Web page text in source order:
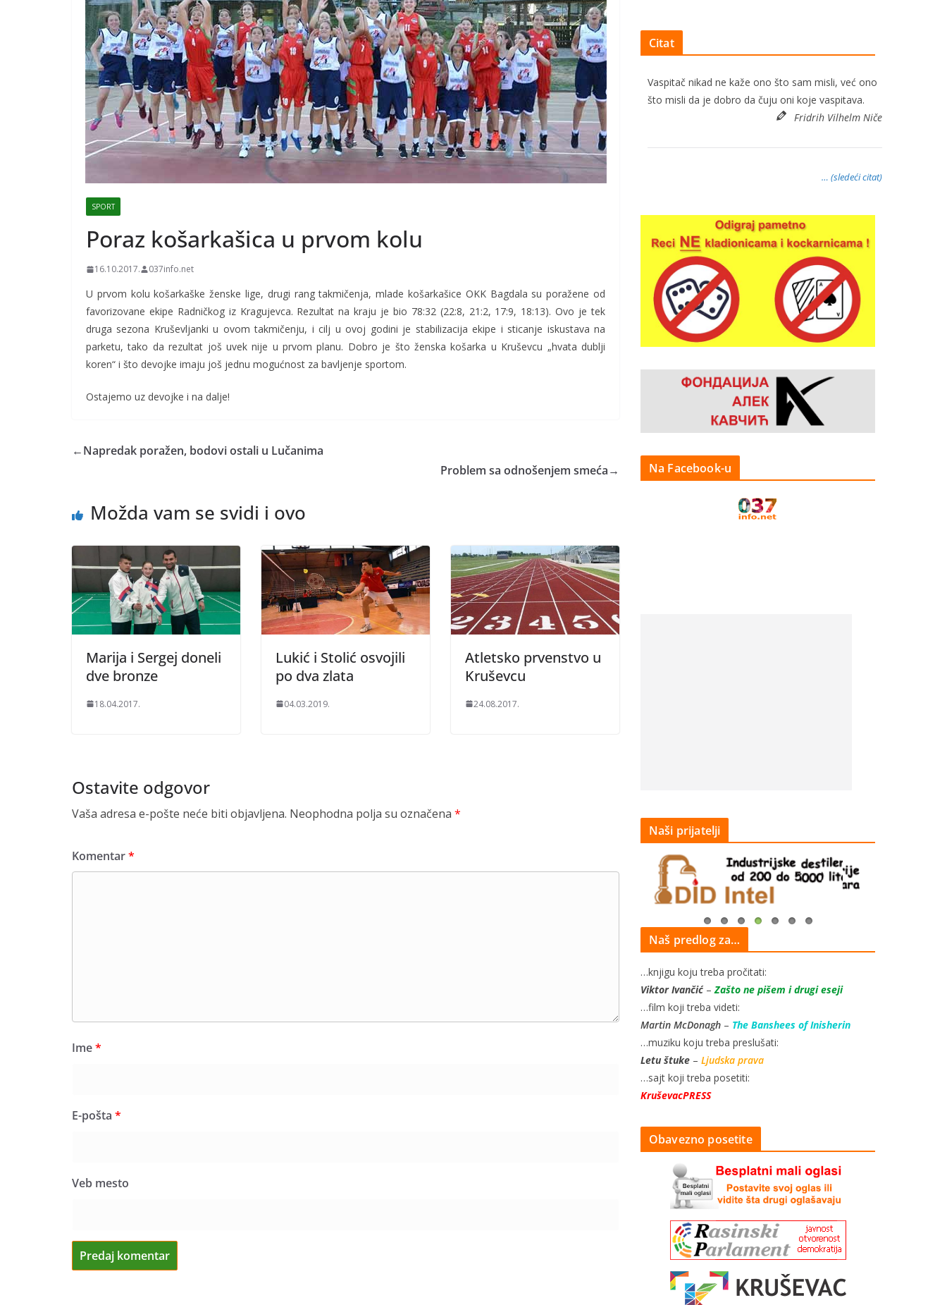
SPORT
Poraz košarkašica u prvom kolu
16.10.2017. 037info.net
U prvom kolu košarkaške ženske lige, drugi rang takmičenja, mlade košarkašice OKK Bagdala su poražene od
favorizovane ekipe Radničkog iz Kragujevca. Rezultat na kraju je bio 78:32 (22:8, 21:2, 17:9, 18:13). Ovo je tek
druga sezona Kruševljanki u ovom takmičenju, i cilj u ovoj godini je stabilizacija ekipe i sticanje iskustava na
parketu, tako da rezultat još uvek nije u prvom planu. Dobro je što ženska košarka u Kruševcu „hvata dublji
koren“ i što devojke imaju još jednu mogućnost za bavljenje sportom.
Ostajemo uz devojke i na dalje!
←Napredak poražen, bodovi ostali u Lučanima
Problem sa odnošenjem smeća→
Možda vam se svidi i ovo
Marija i Sergej doneli
dve bronze
18.04.2017.
Lukić i Stolić osvojili
po dva zlata
04.03.2019.
Atletsko prvenstvo u
Kruševcu
24.08.2017.
Ostavite odgovor
Vaša adresa e-pošte neće biti objavljena. Neophodna polja su označena *
Komentar*
Ime*
E-pošta *
Veb mesto
Citat
Vaspitač nikad ne kaže ono što sam misli, već ono
što misli da je dobro da čuju oni koje vaspitava.
Fridrih Vilhelm Niče
… (sledeći citat)
Na Facebook-u
Naši prijatelji
Naš predlog za…
…knjigu koju treba pročitati:
Viktor Ivančić– Zašto ne pišem i drugi eseji
…film koji treba videti:
Martin McDonagh – The Banshees of Inisherin
…muziku koju treba preslušati:
Letu štuke – Ljudska prava
…sajt koji treba posetiti:
KruševacPRESS
Obavezno posetite